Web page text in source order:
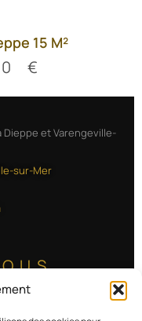
15 M²
€
et Varengeville-
sur-Mer